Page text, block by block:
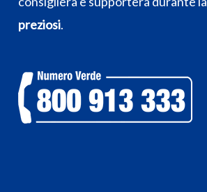
preziosi.